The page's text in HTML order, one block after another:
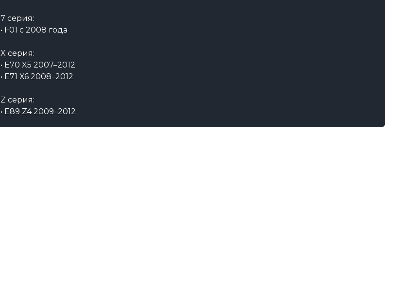
7 серия:
• F01 с 2008 года
X серия:
• E70 X5 2007–2012
• E71 X6 2008–2012
Z серия:
• E89 Z4 2009–2012